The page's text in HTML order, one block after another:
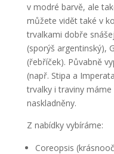
v modré barvě, ale
můžete vidět také v
trvalkami dobře
(sporýš argentinský),
(řebříček). Půvabně
(např. Stipa a
trvalky i traviny
naskladněny.
Z nabídky vybíráme:
Coreopsis